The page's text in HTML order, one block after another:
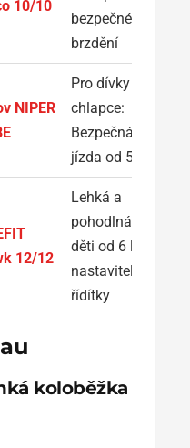
10/10
bezpečné
brzdění
NIPER
Pro dívky i
chlapce:
Bezpečná
jízda od 5 let
12/12
Lehká a
pohodlná: Pro
děti od 6 let s
nastavitelnými
řídítky
koloběžka